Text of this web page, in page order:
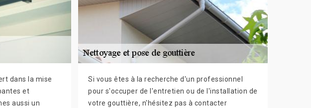
dans la mise
et
aussi un
Si vous êtes à la recherche d'un professionnel
pour s'occuper de l'entretien ou de l'installation de
votre gouttière, n'hésitez pas à contacter